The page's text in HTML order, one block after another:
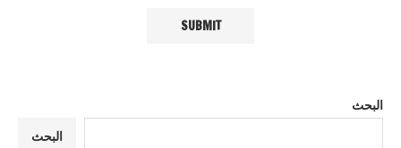
البحث
البحث